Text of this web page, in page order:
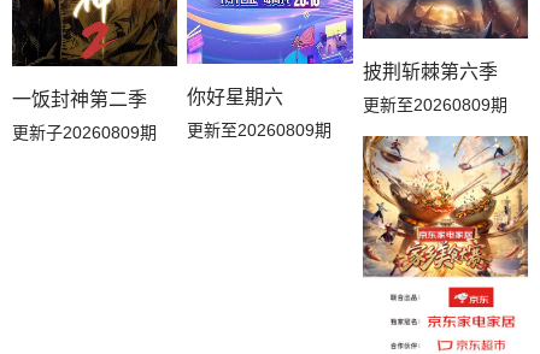
E435.260421 E434.260414 E433.260407
E430.260317
E429.260310 E428.260303 E427.260224
E424.260203
E421.260112
E418.251215 中字
一饭封神第二季
更新子20260809期
你好星期六
更新至20260809期
披荆斩棘第六季
更新至20260809期